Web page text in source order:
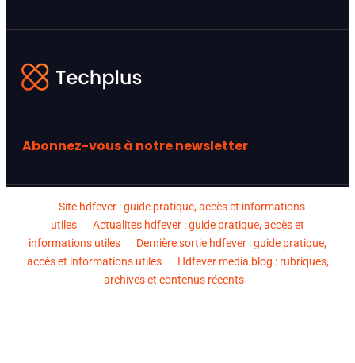
Abonnez-vous à notre newsletter
Site hdfever : guide pratique, accès et informations
utiles
Actualites hdfever : guide pratique, accès et
informations utiles
Dernière sortie hdfever : guide pratique,
accès et informations utiles
Hdfever media blog : rubriques,
archives et contenus récents